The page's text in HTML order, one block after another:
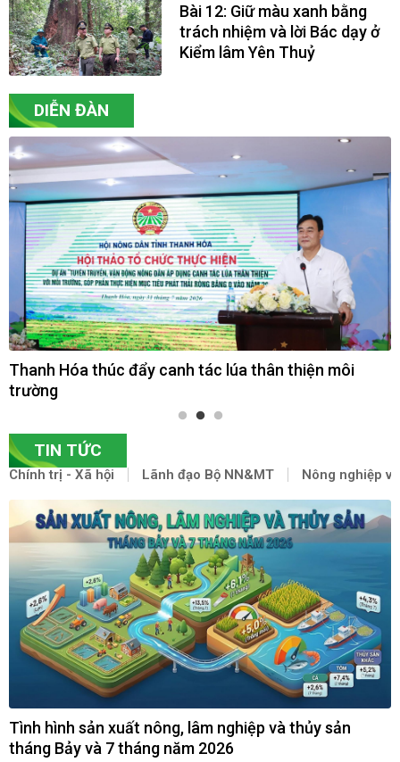
Bài 12: Giữ màu xanh bằng
trách nhiệm và lời Bác dạy ở
Kiểm lâm Yên Thuỷ
DIỄN ĐÀN
Động lực xanh từ Nghị quyết 57 qua góc nhìn chuyên
gia quốc tế
TIN TỨC
Chính trị - Xã hội Lãnh đạo Bộ NN&MT Nông nghiệp
Tình hình sản xuất nông, lâm nghiệp và thủy sản
tháng Bảy và 7 tháng năm 2026